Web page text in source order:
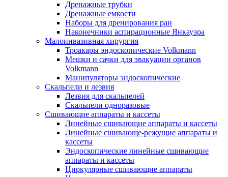
Дренажные трубки
Дренажные емкости
Наборы для дренирования ран
Наконечники аспирационные Янкауэра
Малоинвазивная хирургия
Троакары эндоскопические Volkmann
Мешки и сачки для эвакуации органов
Volkmann
Манипуляторы эндоскопические
Скальпели и лезвия
Лезвия для скальпелей
Скальпели одноразовые
Сшивающие аппараты и кассеты
Линейные сшивающие аппараты и кассеты
Линейные сшивающе-режущие аппараты и
кассеты
Эндоскопические линейные сшивающие
аппараты и кассеты
Циркулярные сшивающие аппараты